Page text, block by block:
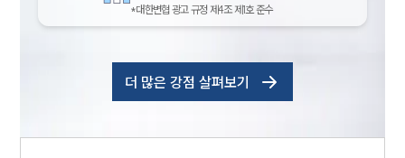
*대한변협 광고 규정 제4조 제1호 준수
더 많은 강점 살펴보기